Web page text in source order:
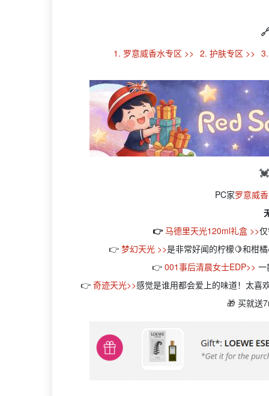
1. 罗意威香水专区 >> 2. 护肤专区 >>
PC家罗意威
👉马德里天光120ml礼盒 >>
👉 梦幻天光 >>是非常好闻的柠檬🍋和柑
👉 001事后清晨女士EDP>> 一
👉 奇迹天光>>感觉是谁用都会爱上的味道！太喜
🎁 买就送